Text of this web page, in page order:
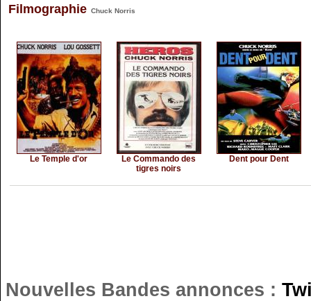
Filmographie Chuck Norris
Le Temple d'or
Le Commando des
tigres noirs
Dent pour Dent
Nouvelles Bandes annonces :